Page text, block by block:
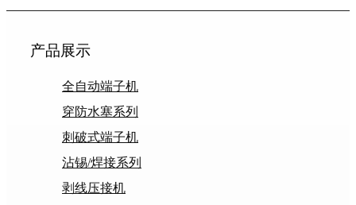
产品展示
全自动端子机
穿防水塞系列
刺破式端子机
沾锡/焊接系列
剥线压接机